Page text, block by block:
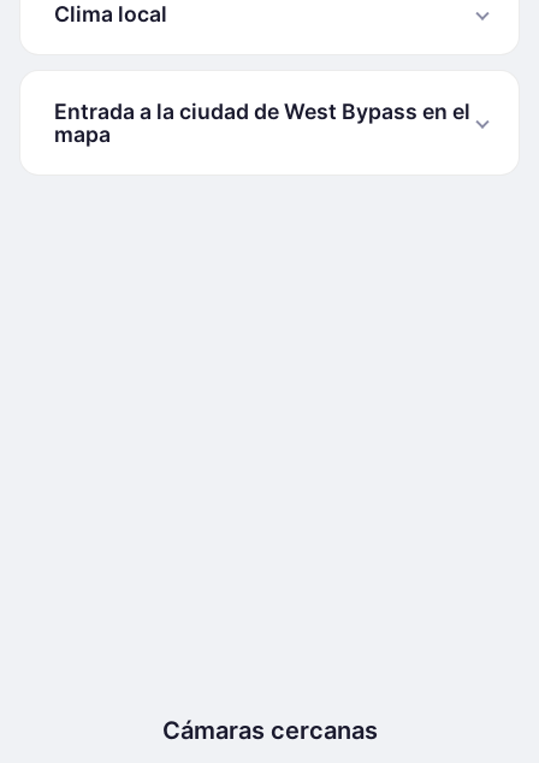
Clima local
Entrada a la ciudad de West Bypass en el
mapa
Cámaras cercanas